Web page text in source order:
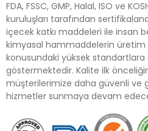
FDA, FSSC, GMP, Halal, ISO ve
kuruluşları tarafından
içecek katkı maddeleri ile insan
kimyasal hammaddelerin üretim
konusundaki yüksek standartlara
göstermektedir. Kalite ilk
müşterilerimize daha güvenli ve
hizmetler sunmaya devam